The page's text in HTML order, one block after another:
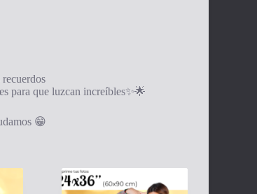
para que luzcan increíbles✨🌟
😁